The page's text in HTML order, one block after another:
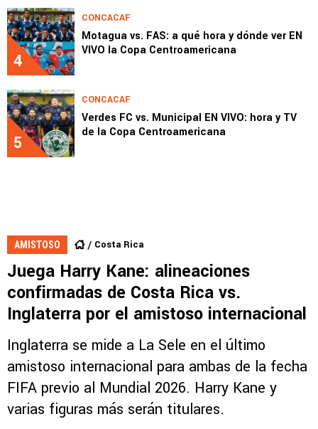
4
CONCACAF
Motagua vs. FAS: a qué hora y dónde ver EN
VIVO la Copa Centroamericana
5
CONCACAF
Verdes FC vs. Municipal EN VIVO: hora y TV
de la Copa Centroamericana
AMISTOSO Costa Rica
Juega Harry Kane: alineaciones
confirmadas de Costa Rica vs.
Inglaterra por el amistoso internacional
Inglaterra se mide a La Sele en el último
amistoso internacional para ambas de la fecha
FIFA previo al Mundial 2026. Harry Kane y
varias figuras más serán titulares.